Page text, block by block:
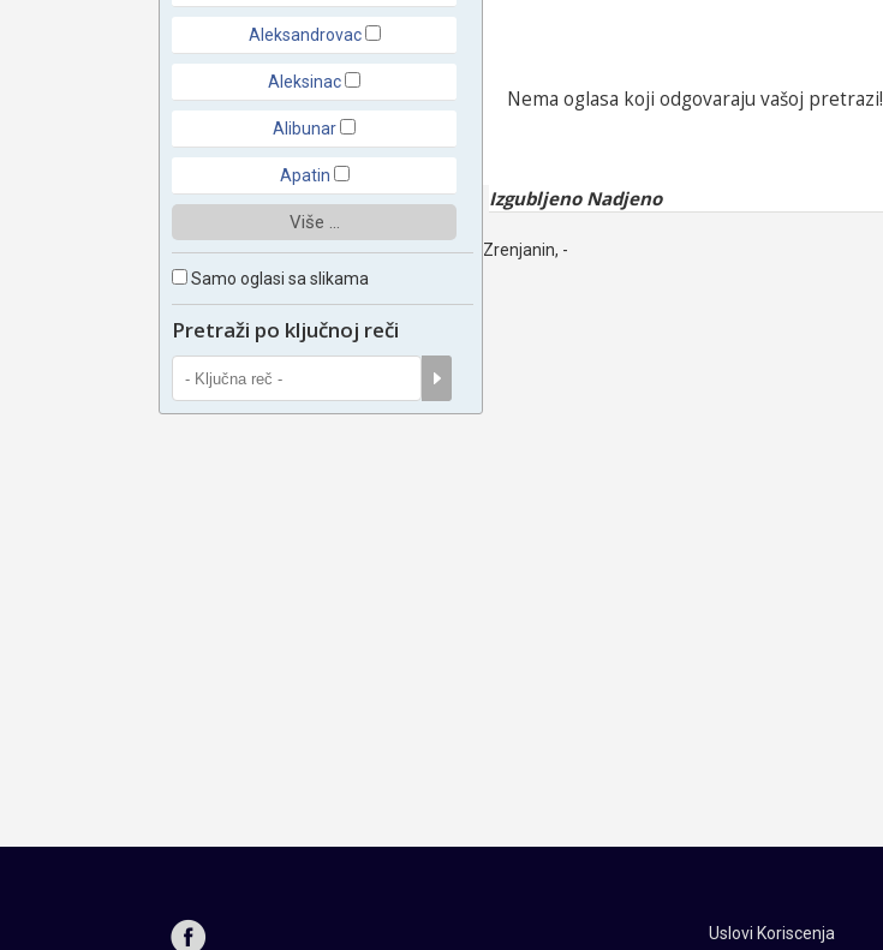
Aleksandrovac
Aleksinac
Alibunar
Apatin
Više ...
Samo oglasi sa slikama
Pretraži po ključnoj reči
Nema oglasa koji odgovaraju vašoj pretrazi!
Izgubljeno Nadjeno
Zrenjanin, -
Uslovi Koriscenja